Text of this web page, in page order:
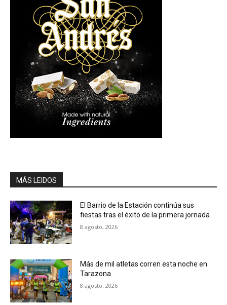
MÁS LEIDOS
El Barrio de la Estación continúa sus
fiestas tras el éxito de la primera jornada
8 agosto, 2026
Más de mil atletas corren esta noche en
Tarazona
8 agosto, 2026